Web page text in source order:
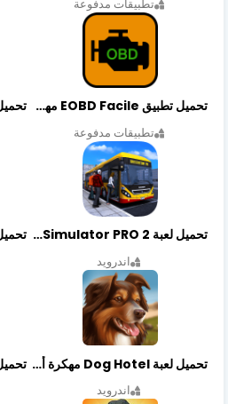
تطبيقات مدفوعة
تحميل تطبيق EOBD Facile مهكر أخر إصدار
تطبيقات مدفوعة
تحميل لعبة Bus Simulator PRO 2 مهكرة أخر إصدار
اندرويد
تحميل لعبة Dog Hotel مهكرة أخر إصدار
اندرويد